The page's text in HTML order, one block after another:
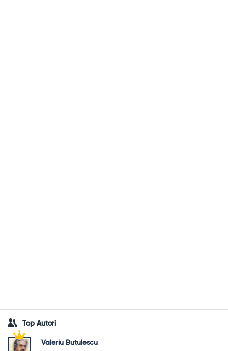
Top Autori
Valeriu Butulescu